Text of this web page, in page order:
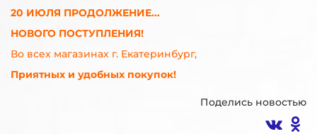
20 ИЮЛЯ ПРОДОЛЖЕНИЕ...
НОВОГО ПОСТУПЛЕНИЯ!
Во всех магазинах г. Екатеринбург,
Приятных и удобных покупок!
Поделись новостью